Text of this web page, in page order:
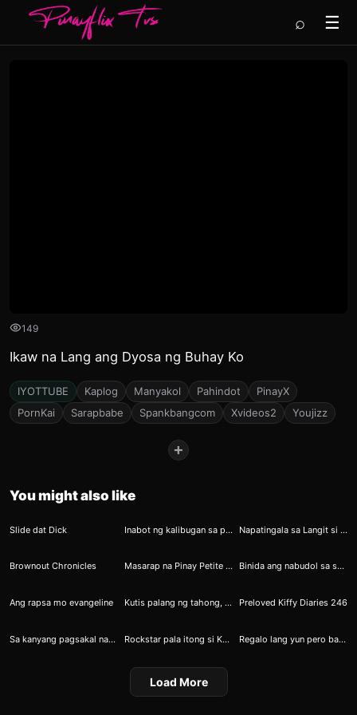
☰
⌕
149
Ikaw na Lang ang Dyosa ng Buhay Ko
IYOTTUBE Kaplog Manyakol Pahindot
PinayX
PornKai
Sarapbabe Spankbangcom Xvideos2 Youjizz
+
You might also like
15
Slide dat Dick Inabot ng kalibugan sa parkingan Napatingala sa Langit si Crystal Hindi Para Magdasal Ngunit Para Magsalsal
45
Brownout Chronicles
60
Masarap na Pinay Petite si Catherine
69
Binida ang nabudol sa shoppee na pangtusok ng pipi
72
Ang rapsa mo evangeline
71
Kutis palang ng tahong, magpapahanap ka na ng kanin
71
Preloved Kiffy Diaries 246
101
Sa kanyang pagsakal nakalasap ng sarap si Kristal
130
Rockstar pala itong si Keana
152
Regalo lang yun pero bakit parang puso ko ang nabuksan dahil sobrang libog na ako at gustong kantutin mo na ako
Load More